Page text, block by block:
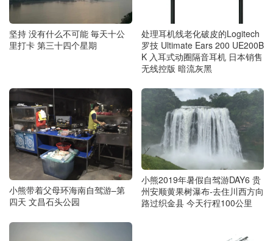
坚持 没有什么不可能 毎天十公
里打卡 第三十四个星期
处理耳机线老化破皮的Logitech
罗技 Ultimate Ears 200 UE200B
K 入耳式动圈隔音耳机 日本销售
无线控版 暗流灰黑
小熊带着父母环海南自驾游–第
四天 文昌石头公园
小熊2019年暑假自驾游DAY6 贵
州安顺黄果树瀑布-去住川西方向
路过织金县 今天行程100公里